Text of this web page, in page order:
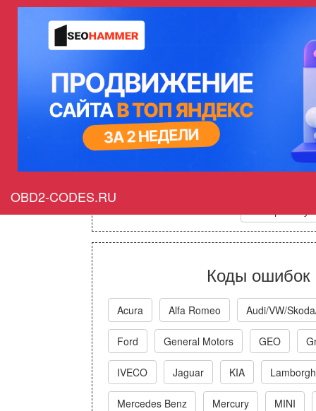
OBD2-CODES.RU
OBD 2 коды
расшифровка,
причины и
Коды ошибок
Acura Alfa Romeo Audi/VW/
Ford General Motors GEO
IVECO Jaguar KIA
Mercedes Benz Mercury MINI